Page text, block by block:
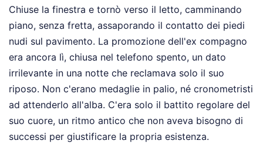
Chiuse la finestra e tornò verso il letto, camminando
piano, senza fretta, assaporando il contatto dei piedi
nudi sul pavimento. La promozione dell'ex compagno
era ancora lì, chiusa nel telefono spento, un dato
irrilevante in una notte che reclamava solo il suo
riposo. Non c'erano medaglie in palio, né cronometristi
ad attenderlo all'alba. C'era solo il battito regolare del
suo cuore, un ritmo antico che non aveva bisogno di
successi per giustificare la propria esistenza.